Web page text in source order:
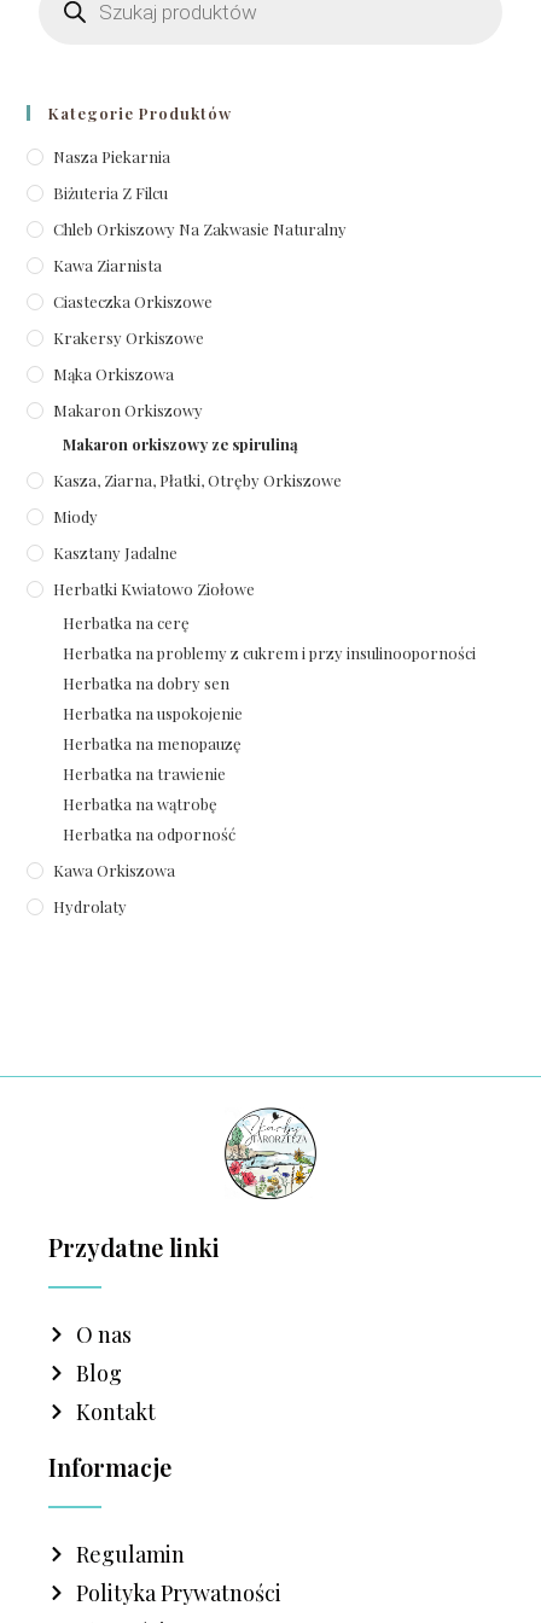
Kategorie Produktów
Nasza Piekarnia
Biżuteria Z Filcu
Chleb Orkiszowy Na Zakwasie Naturalny
Kawa Ziarnista
Ciasteczka Orkiszowe
Krakersy Orkiszowe
Mąka Orkiszowa
Makaron Orkiszowy
Makaron orkiszowy ze spiruliną
Kasza, Ziarna, Płatki, Otręby Orkiszowe
Miody
Kasztany Jadalne
Herbatki Kwiatowo Ziołowe
Herbatka na cerę
Herbatka na problemy z cukrem i przy insulinooporności
Herbatka na dobry sen
Herbatka na uspokojenie
Herbatka na menopauzę
Herbatka na trawienie
Herbatka na wątrobę
Herbatka na odporność
Kawa Orkiszowa
Hydrolaty
Przydatne linki
O nas
Blog
Kontakt
Informacje
Regulamin
Polityka Prywatności